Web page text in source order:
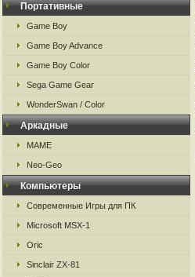
Портативные
Game Boy
Game Boy Advance
Game Boy Color
Sega Game Gear
WonderSwan / Color
Аркадные
MAME
Neo-Geo
Компьютеры
Современные Игры для ПК
Microsoft MSX-1
Oric
Sinclair ZX-81